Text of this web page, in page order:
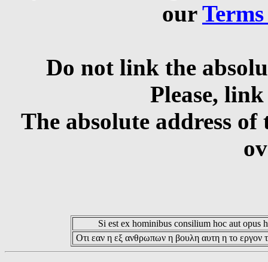
our
Do not link the
Please,
The absolute address
Si est ex hominibus consilium hoc aut opus
Οτι εαν η εξ ανθρωπων η βουλη αυτη η το εργον